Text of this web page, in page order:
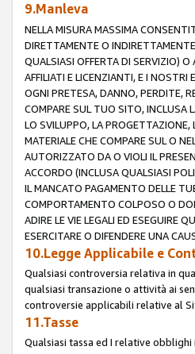
9.Manleva
NELLA MISURA MASSIMA
DIRETTAMENTE O
QUALSIASI OFFERTA DI SERVIZIO)
AFFILIATI E LICENZIANTI, E I
OGNI PRETESA, DANNO, PERDITE,
COMPARE SUL TUO SITO, INCLUSA
LO SVILUPPO, LA
MATERIALE CHE COMPARE SUL O
AUTORIZZATO DA O VIOLI IL
ACCORDO (INCLUSA QUALSIASI
IL MANCATO PAGAMENTO DELLE
COMPORTAMENTO COLPOSO O
ADIRE LE VIE LEGALI ED ESEGUIRE
ESERCITARE O DIFENDERE UNA
10.Legge Applicabile e
Qualsiasi controversia relativa in
qualsiasi transazione o attività ai
controversie applicabili relative al
11.Tasse
Qualsiasi tassa ed I relative